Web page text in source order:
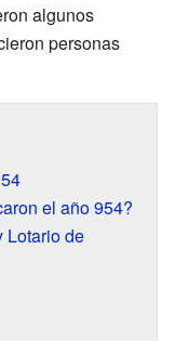
algunos
personas
el año 954?
Lotario de